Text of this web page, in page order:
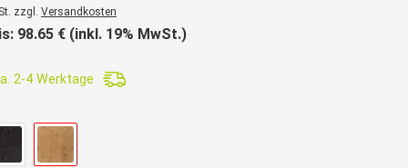
zzgl. Versandkosten
98.65 € (inkl. 19% MwSt.)
2-4 Werktage